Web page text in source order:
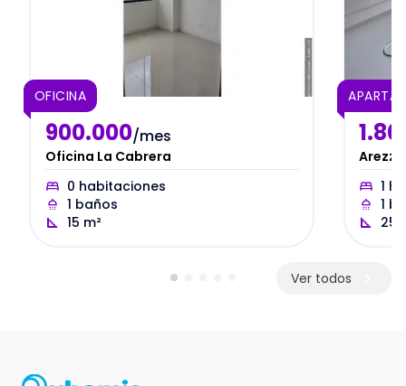
OFICINA
900.000/mes
Oficina La Cabrera
0 habitaciones
1 baños
15 m²
1
1
25
Ver todos